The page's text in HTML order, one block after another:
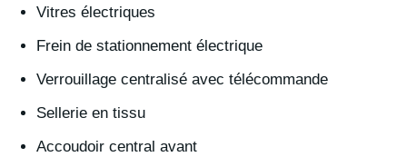
Vitres électriques
Frein de stationnement électrique
Verrouillage centralisé avec télécommande
Sellerie en tissu
Accoudoir central avant